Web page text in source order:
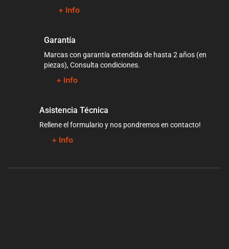
+ Info
Garantía
Marcas con garantía extendida de hasta 2 años (en
piezas), Consulta condiciones.
+ Info
Asistencia Técnica
Rellene el formulario y nos pondremos en contacto!
+ Info